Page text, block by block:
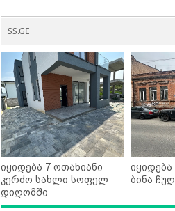
SS.GE
იყიდება 7 ოთახიანი
კერძო სახლი სოფელ
დიღომში
იყიდება
ბინა